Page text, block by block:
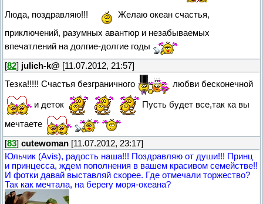
Люда, поздравляю!!!
Желаю океан счастья,
приключений, разумных авантюр и незабываемых
впечатлений на долгие-долгие годы
[82] julich-k@ [11.07.2012, 21:57]
Тезка!!!!! Счастья безграничного
любви бесконечной
и деток Пусть будет все,так ка вы
мечтаете
[83] cutewoman [11.07.2012, 23:17]
Юльчик (Avis), радость наша!!! Поздравляю от души!!! Принц
и принцесса, ждем пополнения в вашем красивом семействе!!
И фотки давай выставляй скорее. Где отмечали торжество?
Так как мечтала, на берегу моря-океана?